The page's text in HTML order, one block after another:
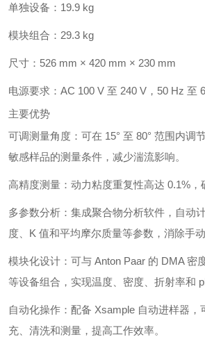
单独设备：19.9 kg
模块组合：29.3 kg
尺寸：526 mm × 420 mm × 230 mm
电源要求：AC 100 V 至 240 V，50 Hz 至
主要优势
可调测量角度：可在 15° 至 80° 范围内调
敏感样品的测量条件，减少湍流影响。
高精度测量：动力粘度重复性高达 0.1%，
多参数分析：集成聚合物分析软件，自动
度、K 值和平均摩尔质量等参数，消除手动
模块化设计：可与 Anton Paar 的 DMA 密
等设备组合，实现温度、密度、折射率和
自动化操作：配备 Xsample 自动进样器，
充、清洗和测量，提高工作效率。